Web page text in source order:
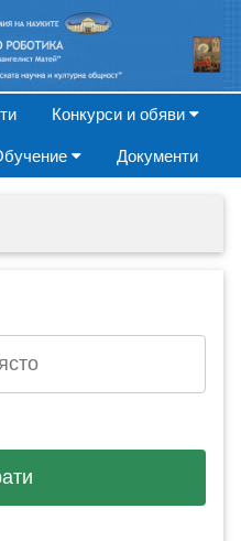
Конкурси и обяви
Документи